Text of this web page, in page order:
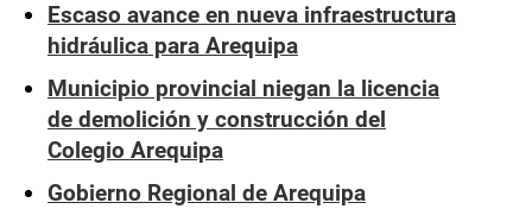
Escaso avance en nueva infraestructura
hidráulica para Arequipa
Municipio provincial niegan la licencia
de demolición y construcción del
Colegio Arequipa
Gobierno Regional de Arequipa